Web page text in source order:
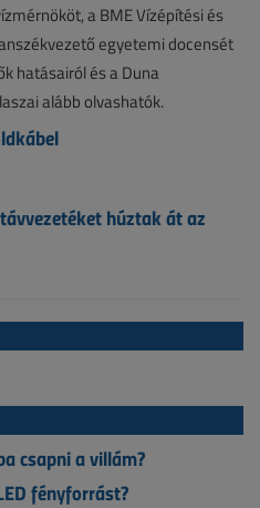
a BME Vízépítési és
egyetemi docensét
hatásairól és a Duna
alább olvashatók.
húztak át az
csapni a villám?
fényforrást?